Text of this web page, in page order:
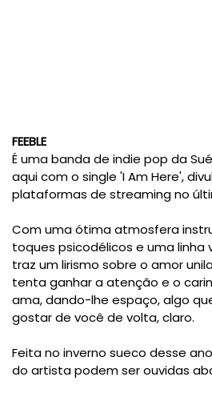
FEEBLE
É uma banda de indie pop da
aqui com o single 'I Am Here',
plataformas de streaming no
Com uma ótima atmosfera
toques psicodélicos e uma linha
traz um lirismo sobre o amor
tenta ganhar a atenção e o
ama, dando-lhe espaço, algo
gostar de você de volta, claro.
Feita no inverno sueco desse
do artista podem ser ouvidas